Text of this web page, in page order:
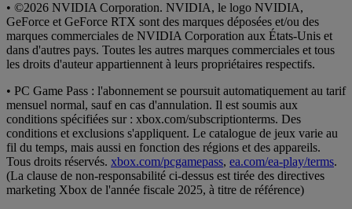
• ©2026 NVIDIA Corporation. NVIDIA, le logo NVIDIA,
GeForce et GeForce RTX sont des marques déposées et/ou des
marques commerciales de NVIDIA Corporation aux États-Unis et
dans d'autres pays. Toutes les autres marques commerciales et tous
les droits d'auteur appartiennent à leurs propriétaires respectifs.
• PC Game Pass : l'abonnement se poursuit automatiquement au tarif
mensuel normal, sauf en cas d'annulation. Il est soumis aux
conditions spécifiées sur : xbox.com/subscriptionterms. Des
conditions et exclusions s'appliquent. Le catalogue de jeux varie au
fil du temps, mais aussi en fonction des régions et des appareils.
Tous droits réservés. xbox.com/pcgamepass, ea.com/ea-play/terms.
(La clause de non-responsabilité ci-dessus est tirée des directives
marketing Xbox de l'année fiscale 2025, à titre de référence)